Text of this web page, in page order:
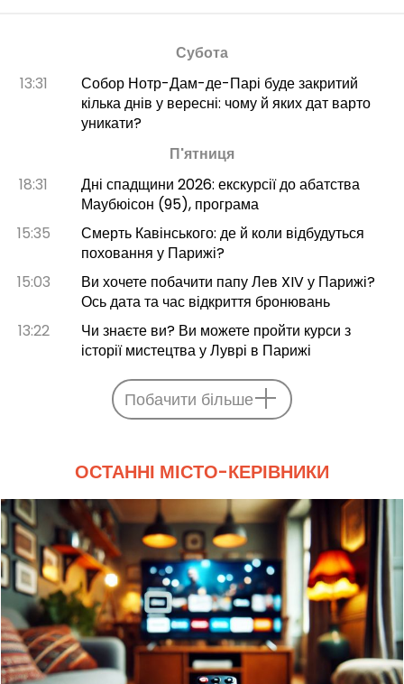
Субота
13:31
Собор Нотр-Дам-де-Парі буде закритий
кілька днів у вересні: чому й яких дат варто
уникати?
П'ятниця
18:31
Дні спадщини 2026: екскурсії до абатства
Маубюісон (95), програма
15:35
Смерть Кавінського: де й коли відбудуться
поховання у Парижі?
15:03
Ви хочете побачити папу Лев XIV у Парижі?
Ось дата та час відкриття бронювань
13:22
Чи знаєте ви? Ви можете пройти курси з
історії мистецтва у Луврі в Парижі
Побачити більше
ОСТАННІ МІСТО-КЕРІВНИКИ